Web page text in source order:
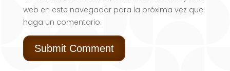
web en este navegador para la próxima vez que
haga un comentario.
Submit Comment